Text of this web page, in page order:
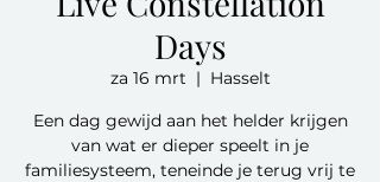
Days
za 16 mrt
  |
Hasselt
Een dag gewijd aan het helder krijgen
van wat er dieper speelt in je
familiesysteem, teneinde je terug vrij te